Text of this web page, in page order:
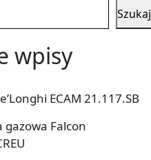
Szukaj
wpisy
ECAM 21.117.SB
gazowa Falcon